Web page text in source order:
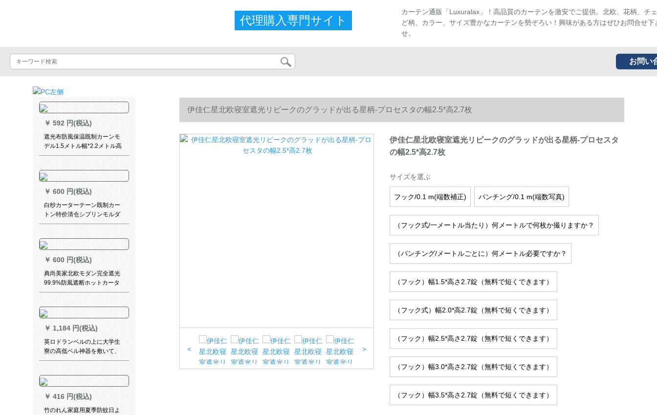
代理購入専門サイト
カーテン通販「Luxuralax」！高品質のカーテンを激安でご提供。北欧、花柄、チ
ど柄、カラー、サイズ豊かなカーテンを勢ぞろい！興味がある方はぜひお問合せ下
せ。
お問い
￥ 592 円(税込)
遮光布防風保温既制カーンモ
デル1.5メトル幅*2.2メトル高
一片
￥ 600 円(税込)
白纱カーターテーン既制カー
トン特价清仓シプリンモルダ
レスレスシートの窓の薄い纱
m【打孔】
￥ 600 円(税込)
典尚美家北欧モダン完全遮光
99.9%防風遮断ホットカータ
ーテーン新商品既製カーター
テーターテーリングリングテ
ーリングリングリングリング
リングリングリングリングリ
ングリングライン毎米価格格
(ナノリングパンチ穴)
￥ 1,184 円(税込)
英ロドランベルの上に大学生
寮の高低ベル神器を敷いて、
环境に优しい通気性ピン0.9枚
スします。
￥ 416 円(税込)
竹のれん家庭用夏季防蚊日よ
伊佳仁星北欧寝室遮光リピークのグラッドが出る星柄-プロセスタの幅2.5*高2.7枚
< >
伊佳仁星北欧寝室遮光リピークのグラッドが出る星柄-プロセスタ
の幅2.5*高2.7枚
サイズを選ぶ
フック/0.1 m(端数補正) パンチング/0.1 m(端数写真)
（フック式/一メートル当たり）何メートルで何枚か撮りますか？
（パンチング/メートルごとに）何メートル必要ですか？
（フック）幅1.5*高さ2.7錠（無料で短くできます）
（フック式）幅2.0*高2.7錠（無料で短くできます）
（フック）幅2.5*高さ2.7錠（無料で短くできます）
（フック）幅3.0*高さ2.7錠（無料で短くできます）
（フック）幅3.5*高さ2.7錠（無料で短くできます）